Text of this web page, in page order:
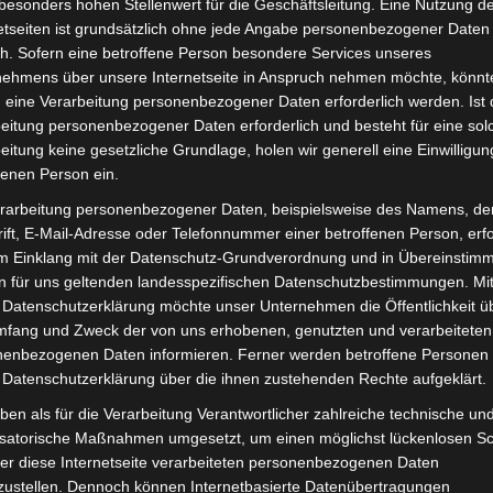
Versandfertig
Rezensionen (0)
VS2. Linker schalterset für optimale
du hier:
Volta Motor Elektro-Scooter VS2
hohen Stellenwert für die Geschäftsleitung. Eine Nutzung
ist grundsätzlich ohne jede Angabe personenbezogener Daten
Sofern eine betroffene Person besondere Services unseres
über unsere Internetseite in Anspruch nehmen möchte,
eine Verarbeitung personenbezogener Daten erforderlich werden. Ist
personenbezogener Daten erforderlich und besteht für eine
keine gesetzliche Grundlage, holen wir generell eine
Person ein.
personenbezogener Daten, beispielsweise des Namens,
E-Mail-Adresse oder Telefonnummer einer betroffenen Person,
Einklang mit der Datenschutz-Grundverordnung und in
für uns geltenden landesspezifischen Datenschutzbestimmungen.
möchte unser Unternehmen die Öffentlichkeit
und Zweck der von uns erhobenen, genutzten und verarbeiteten
Daten informieren. Ferner werden betroffene Personen
über die ihnen zustehenden Rechte aufgeklärt.
als für die Verarbeitung Verantwortlicher zahlreiche technische und
Maßnahmen umgesetzt, um einen möglichst lückenlosen
diese Internetseite verarbeiteten personenbezogenen Daten
Dennoch können Internetbasierte Datenübertragungen